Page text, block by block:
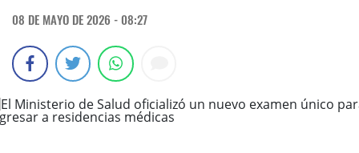
08 DE MAYO DE 2026 - 08:27